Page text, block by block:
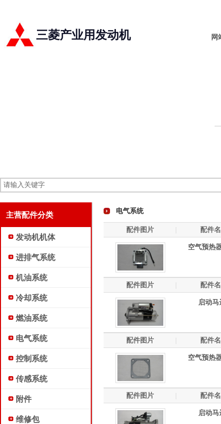
网
三菱产业用发动机
主营配件分类
发动机机体
进排气系统
机油系统
冷却系统
燃油系统
电气系统
控制系统
传感系统
附件
维修包
电气系统
配件图片 配件
空气预热
配件图片 配件
启动马
配件图片 配件
空气预热
配件图片 配件
启动马